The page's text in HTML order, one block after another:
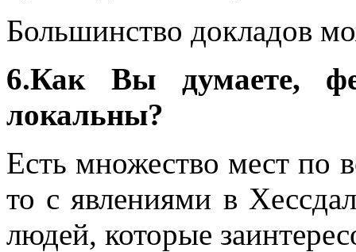
Большинство докладов
6.Как Вы думаете,
локальны?
Есть множество мест по
то с явлениями в
людей, которые